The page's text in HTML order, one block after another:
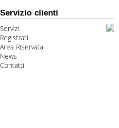
Servizio clienti
Servizi
Registrati
Area Riservata
News
Contatti